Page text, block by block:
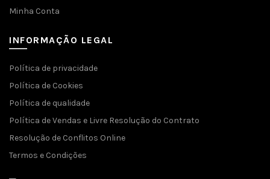
Minha Conta
INFORMAÇÃO LEGAL
Política de privacidade
Política de Cookies
Política de qualidade
Política de Vendas e Livre Resolução do Contrato
Resolução de Conflitos Online
Termos e Condições